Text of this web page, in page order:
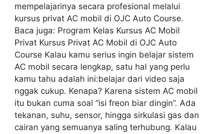
mempelajarinya secara profesional melalui
kursus privat AC mobil di OJC Auto Course.
Baca juga: Program Kelas Kursus AC Mobil
Privat Kursus Privat AC Mobil di OJC Auto
Course Kalau kamu serius ingin belajar sistem
AC mobil secara lengkap, satu hal yang perlu
kamu tahu adalah ini:belajar dari video saja
nggak cukup. Kenapa? Karena sistem AC mobil
itu bukan cuma soal “isi freon biar dingin”. Ada
tekanan, suhu, sensor, hingga sirkulasi gas dan
cairan yang semuanya saling terhubung. Kalau